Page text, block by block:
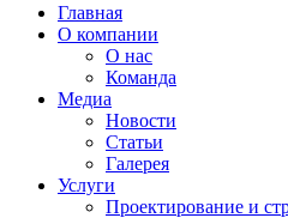
Главная
О компании
О нас
Команда
Медиа
Новости
Статьи
Галерея
Услуги
Проектирование и